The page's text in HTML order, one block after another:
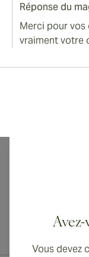
Réponse du
Merci pour vos
vraiment votre
Avez-
Vous devez
Livraison